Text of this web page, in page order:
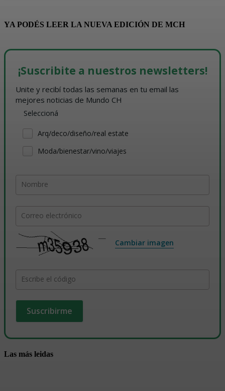
YA PODÉS LEER LA NUEVA EDICIÓN DE MCH
¡Suscribite a nuestros newsletters!
Unite y recibí todas las semanas en tu email las
mejores noticias de Mundo CH
Seleccioná
Arq/deco/diseño/real estate
Moda/bienestar/vino/viajes
Nombre
Correo electrónico
Cambiar imagen
Escribe el código
Las más leidas